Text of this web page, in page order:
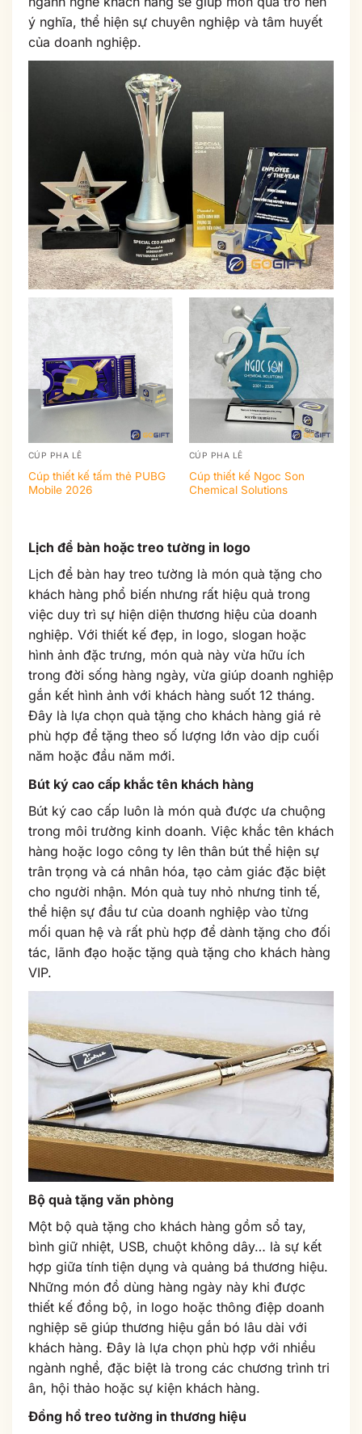
ý nghĩa, thể hiện sự chuyên nghiệp và tâm huyết
của doanh nghiệp.
CÚP PHA LÊ
Cúp thiết kế tấm thẻ PUBG
Mobile 2026
CÚP PHA LÊ
Cúp thiết kế Ngoc Son
Chemical Solutions
Lịch để bàn hoặc treo tường in logo
Lịch để bàn hay treo tường là món quà tặng cho
khách hàng phổ biến nhưng rất hiệu quả trong
việc duy trì sự hiện diện thương hiệu của doanh
nghiệp. Với thiết kế đẹp, in logo, slogan hoặc
hình ảnh đặc trưng, món quà này vừa hữu ích
trong đời sống hàng ngày, vừa giúp doanh nghiệp
gắn kết hình ảnh với khách hàng suốt 12 tháng.
Đây là lựa chọn quà tặng cho khách hàng giá rẻ
phù hợp để tặng theo số lượng lớn vào dịp cuối
năm hoặc đầu năm mới.
Bút ký cao cấp khắc tên khách hàng
Bút ký cao cấp luôn là món quà được ưa chuộng
trong môi trường kinh doanh. Việc khắc tên khách
hàng hoặc logo công ty lên thân bút thể hiện sự
trân trọng và cá nhân hóa, tạo cảm giác đặc biệt
cho người nhận. Món quà tuy nhỏ nhưng tinh tế,
thể hiện sự đầu tư của doanh nghiệp vào từng
mối quan hệ và rất phù hợp để dành tặng cho đối
tác, lãnh đạo hoặc tặng quà tặng cho khách hàng
VIP.
Bộ quà tặng văn phòng
Một bộ quà tặng cho khách hàng gồm sổ tay,
bình giữ nhiệt, USB, chuột không dây… là sự kết
hợp giữa tính tiện dụng và quảng bá thương hiệu.
Những món đồ dùng hàng ngày này khi được
thiết kế đồng bộ, in logo hoặc thông điệp doanh
nghiệp sẽ giúp thương hiệu gắn bó lâu dài với
khách hàng. Đây là lựa chọn phù hợp với nhiều
ngành nghề, đặc biệt là trong các chương trình tri
ân, hội thảo hoặc sự kiện khách hàng.
Đồng hồ treo tường in thương hiệu